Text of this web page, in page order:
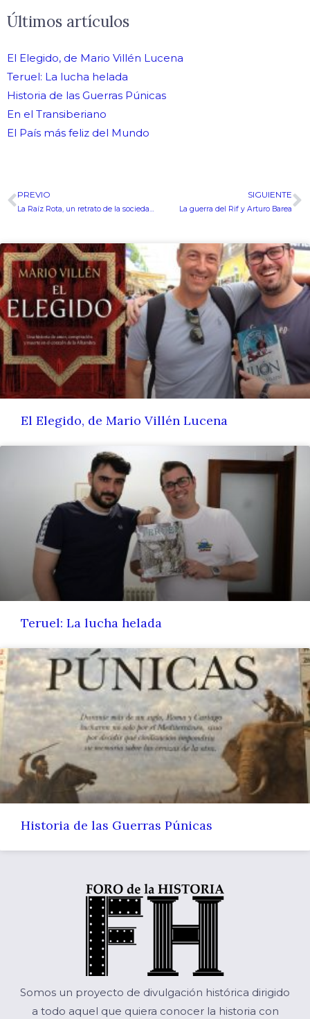
Últimos artículos
El Elegido, de Mario Villén Lucena
Teruel: La lucha helada
Historia de las Guerras Púnicas
En el Transiberiano
El País más feliz del Mundo
Ant
PREVIO SIGUIENTE
La guerra del Rif y Arturo Barea
El Elegido, de Mario Villén Lucena
Teruel: La lucha helada
Historia de las Guerras Púnicas
Somos un proyecto de divulgación histórica dirigido
a todo aquel que quiera conocer la historia con